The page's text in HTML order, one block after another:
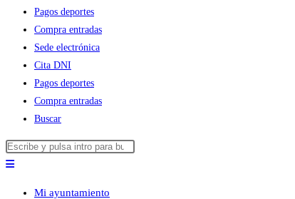
Pagos deportes
Compra entradas
Sede electrónica
Cita DNI
Pagos deportes
Compra entradas
Buscar
Buscar
en
Mi ayuntamiento